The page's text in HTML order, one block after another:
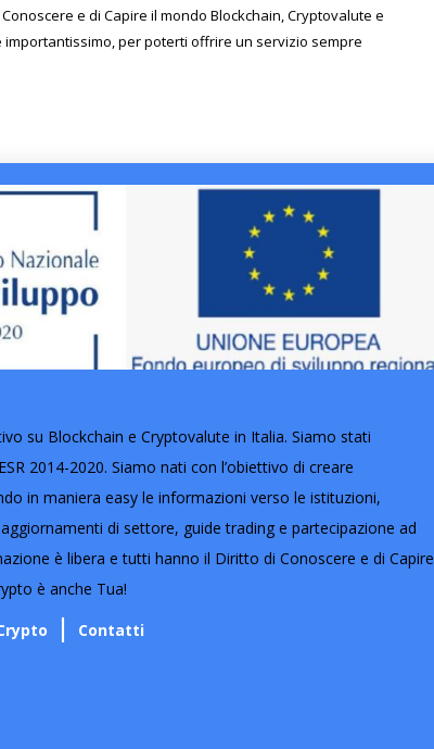
e di Capire il mondo Blockchain, Cryptovalute e
importantissimo, per poterti offrire un servizio sempre
su Blockchain e Cryptovalute in Italia. Siamo stati
2014-2020. Siamo nati con l’obiettivo di creare
in maniera easy le informazioni verso le istituzioni,
di settore, guide trading e partecipazione ad
è libera e tutti hanno il Diritto di Conoscere e di Capire
è anche Tua!
Contatti